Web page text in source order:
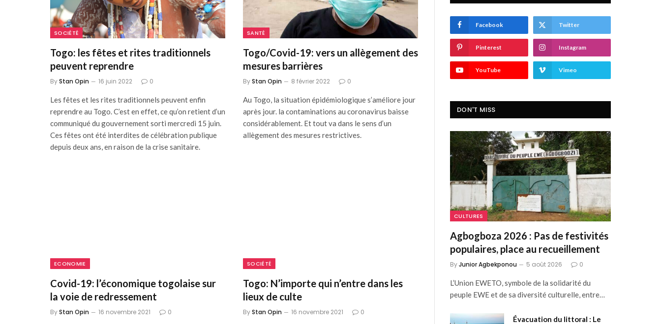
SOCIÉTÉ
Togo: les fêtes et rites traditionnels
peuvent reprendre
ByStan Opin 16 juin 2022 0
Les fêtes et les rites traditionnels peuvent enfin
reprendre au Togo. C’est en effet, ce qu’on retient d’un
communiqué du gouvernement sorti mercredi 15 juin.
Ces fêtes ont été interdites de célébration publique
depuis deux ans, en raison de la crise sanitaire.
SANTÉ
Togo/Covid-19: vers un allègement des
mesures barrières
ByStan Opin 8 février 2022 0
Au Togo, la situation épidémiologique s’améliore jour
après jour. la contaminations au coronavirus baisse
considérablement. Et tout va dans le sens d’un
allègement des mesures restrictives.
ECONOMIE
Covid-19: l’économique togolaise sur
la voie de redressement
ByStan Opin 16 novembre 2021 0
SOCIÉTÉ
Togo: N’importe qui n’entre dans les
lieux de culte
ByStan Opin 16 novembre 2021 0
Facebook Twitter
Pinterest Instagram
YouTube Vimeo
DON'T MISS
CULTURES
Agbogboza 2026 : Pas de festivités
populaires, place au recueillement
ByJunior Agbekponou 5 août 2026 0
L’Union EWETO, symbole de la solidarité du
peuple EWE et de sa diversité culturelle, entre…
Évacuation du littoral : Le